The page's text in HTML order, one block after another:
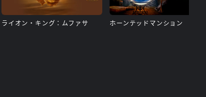
ライオン・キング：ムファサ ホーンテッドマンション